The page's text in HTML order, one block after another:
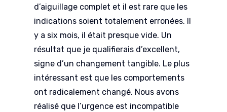
d’aiguillage complet et il est rare que les
indications soient totalement erronées. Il
y a six mois, il était presque vide. Un
résultat que je qualifierais d’excellent,
signe d’un changement tangible. Le plus
intéressant est que les comportements
ont radicalement changé. Nous avons
réalisé que l’urgence est incompatible